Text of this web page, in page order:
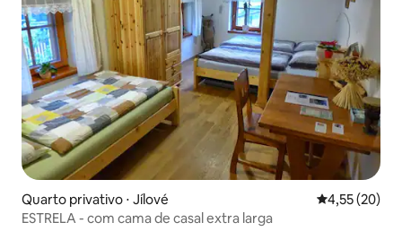
Quarto privativo ⋅ Jílové 4,55 de uma
4,55 (20)
ESTRELA - com cama de casal extra larga